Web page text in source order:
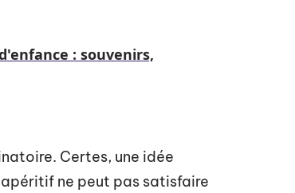
: souvenirs,
Certes, une idée
ne peut pas satisfaire